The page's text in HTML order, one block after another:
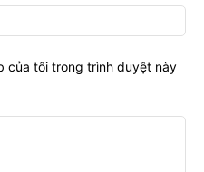
của tôi trong trình duyệt này